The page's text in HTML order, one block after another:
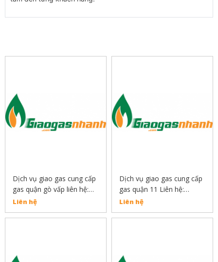
Dịch vụ giao gas cung cấp
gas quận gò vấp liên hệ:
0889132919
Liên hệ
Dịch vụ giao gas cung cấp
gas quận 11 Liên hệ:
0889132919
Liên hệ